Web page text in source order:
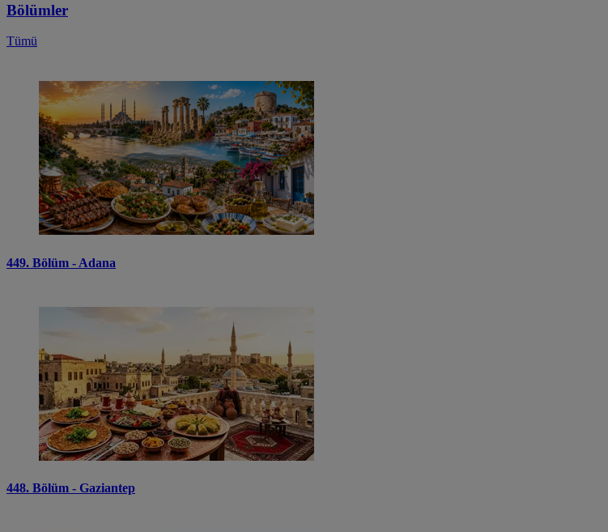
Bölümler
Tümü
449. Bölüm - Adana
448. Bölüm - Gaziantep